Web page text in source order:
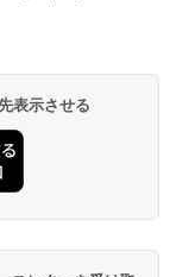
表示させる